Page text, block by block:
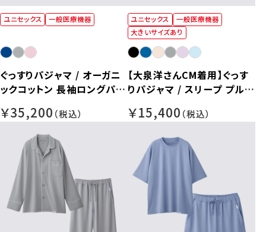
ユニセックス 一般医療機器
ぐっすりパジャマ / オーガニ
ックコットン 長袖ロングパン
￥35,200
ユニセックス
一般医療機器
大きいサイズあり
【大泉洋さんCM着用】ぐっす
りパジャマ / スリープ プルオ
【男女兼用】
￥15,400